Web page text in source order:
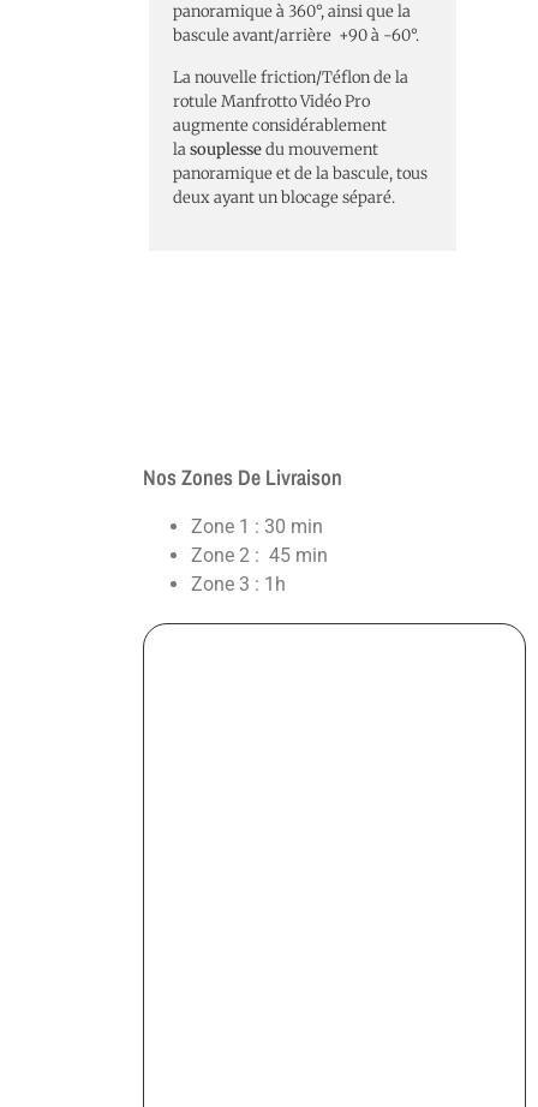
panoramique à 360°, ainsi que la
bascule avant/arrière +90 à -60°.
La nouvelle friction/Téflon de la
rotule Manfrotto Vidéo Pro
augmente considérablement
lasouplessedu mouvement
panoramique et de la bascule, tous
deux ayant un blocage séparé.
Nos Zones De Livraison
Zone 1 : 30 min
Zone 2 : 45 min
Zone 3 : 1h